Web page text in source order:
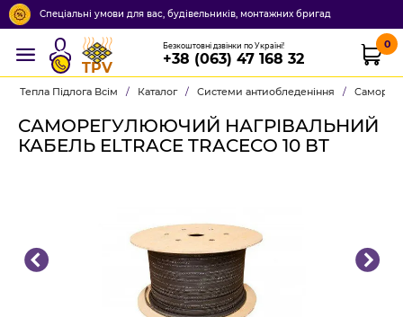
Спеціальні умови для вас, будівельників, монтажних бригад
TPV
Безкоштовні дзвінки по Україні!
+38 (063) 47 168 32
0
Тепла Підлога Всім / Каталог / Системи антиобледеніння /
САМОРЕГУЛЮЮЧИЙ НАГРІВАЛЬНИЙ
КАБЕЛЬ ELTRACE TRACECO 10 ВТ